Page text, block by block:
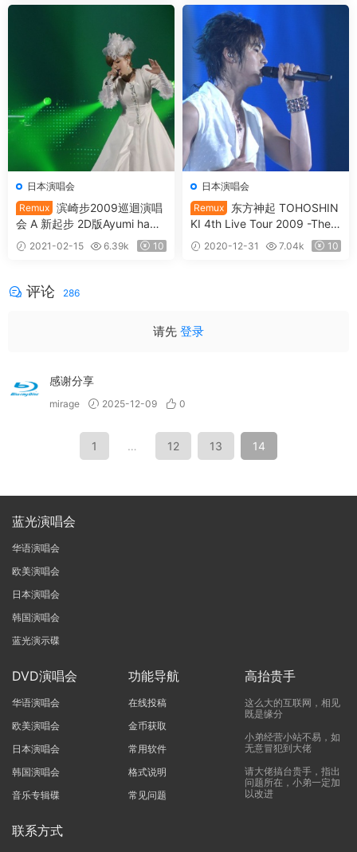
《REMUX TS 34.6G》
日本演唱会
Remux 滨崎步2009巡迴演唱
会 A 新起步 2D版Ayumi hama
saki ARENA TOUR 2009 A –
NEXT LEVEL《REMUX TS 37.
2021-02-15 6.39k 10
日本演唱会
Remux
东方神起 TOHOSHIN
KI 4th Live Tour 2009 -The
Secret Code- Final in TOKY
O DOME《Remux M2TS 62.1
2020-12-31 7.04k 10
评论 286
请先 登录
感谢分享
mirage 2025-12-09 0
1 … 12 13 14
蓝光演唱会
华语演唱会
欧美演唱会
日本演唱会
韩国演唱会
蓝光演示碟
DVD演唱会
华语演唱会
欧美演唱会
日本演唱会
韩国演唱会
音乐专辑碟
功能导航
在线投稿
金币获取
常用软件
格式说明
常见问题
高抬贵手
这么大的互联网，相见
既是缘分
小弟经营小站不易，如
无意冒犯到大佬
请大佬搞台贵手，指出
问题所在，小弟一定加
以改进
联系方式